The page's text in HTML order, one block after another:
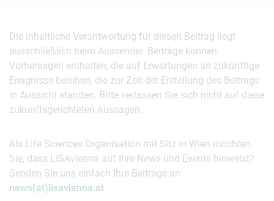
Die inhaltliche Verantwortung für diesen Beitrag liegt
ausschließlich beim Aussender. Beiträge können
Vorhersagen enthalten, die auf Erwartungen an zukünftige
Ereignisse beruhen, die zur Zeit der Erstellung des Beitrags
in Aussicht standen. Bitte verlassen Sie sich nicht auf diese
zukunftsgerichteten Aussagen.
Als Life Sciences Organisation mit Sitz in Wien möchten
Sie, dass LISAvienna auf Ihre News und Events hinweist?
Senden Sie uns einfach Ihre Beiträge an
news(at)lisavienna.at.